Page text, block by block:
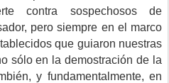
contra sospechosos de
pero siempre en el marco
que guiaron nuestras
sólo en la demostración de la
y fundamentalmente, en